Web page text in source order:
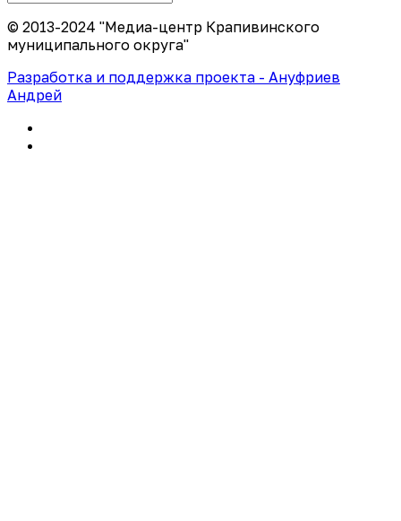
© 2013-2024 "Медиа-центр Крапивинского
муниципального округа"
Разработка и поддержка проекта - Ануфриев
Андрей